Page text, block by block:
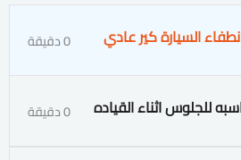
0 دقيقة
0 دقيقة